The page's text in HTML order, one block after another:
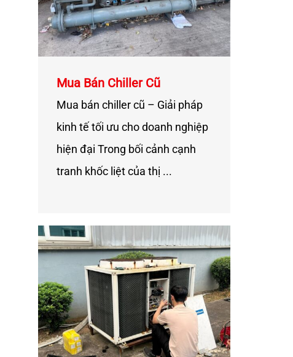
Mua Bán Chiller Cũ
Mua bán chiller cũ – Giải pháp
kinh tế tối ưu cho doanh nghiệp
hiện đại Trong bối cảnh cạnh
tranh khốc liệt của thị ...